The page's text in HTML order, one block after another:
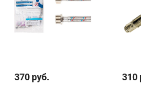
370 руб. 310